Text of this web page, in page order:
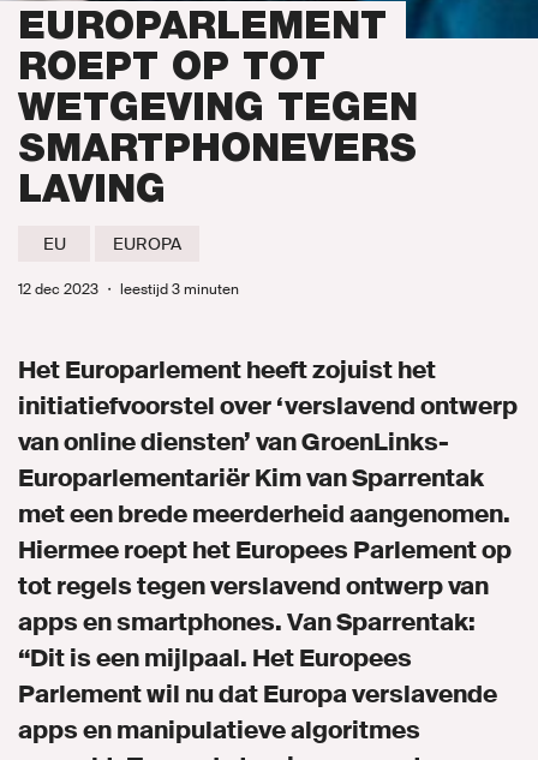
EUROPARLEMENT
ROEPT OP TOT
WETGEVING TEGEN
SMARTPHONEVERS
LAVING
EU EUROPA
12 dec 2023 ・ leestijd 3 minuten
Het Europarlement heeft zojuist het
initiatiefvoorstel over ‘verslavend ontwerp
van online diensten’ van GroenLinks-
Europarlementariër Kim van Sparrentak
met een brede meerderheid aangenomen.
Hiermee roept het Europees Parlement op
tot regels tegen verslavend ontwerp van
apps en smartphones. Van Sparrentak:
“Dit is een mijlpaal. Het Europees
Parlement wil nu dat Europa verslavende
apps en manipulatieve algoritmes